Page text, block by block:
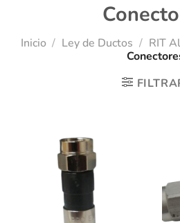
Inicio / Ley de Ductos / RIT